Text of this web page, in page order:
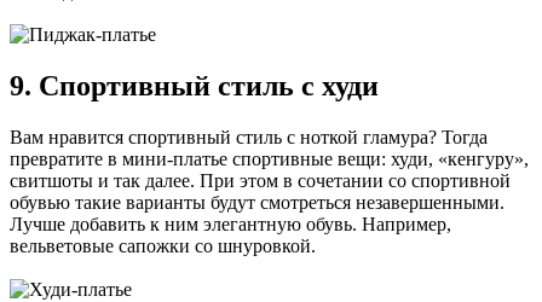
9. Спортивный стиль с худи
Вам нравится спортивный стиль с ноткой гламура? Тогда
превратите в мини-платье спортивные вещи: худи, «кенгуру»,
свитшоты и так далее. При этом в сочетании со спортивной
обувью такие варианты будут смотреться незавершенными.
Лучше добавить к ним элегантную обувь. Например,
вельветовые сапожки со шнуровкой.